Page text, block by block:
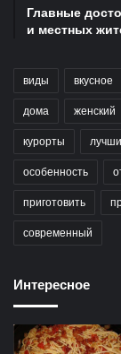
Главные
и местных
виды вкусное
дома женский
курорты
особенность
приготовить
современный
Интересное